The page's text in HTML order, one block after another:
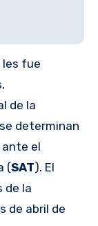
les fue
de la
determinan
el
(SAT). El
de la
de abril de